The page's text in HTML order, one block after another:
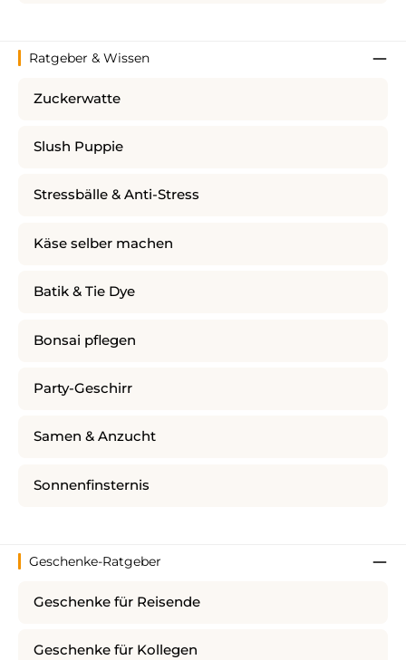
Ratgeber & Wissen
Zuckerwatte
Slush Puppie
Stressbälle & Anti-Stress
Käse selber machen
Batik & Tie Dye
Bonsai pflegen
Party-Geschirr
Samen & Anzucht
Sonnenfinsternis
Geschenke-Ratgeber
Geschenke für Reisende
Geschenke für Kollegen